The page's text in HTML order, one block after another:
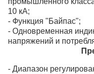
10 кА;
- Функция "Байпас";
- Одновременная
напряжений и
- Диапазон